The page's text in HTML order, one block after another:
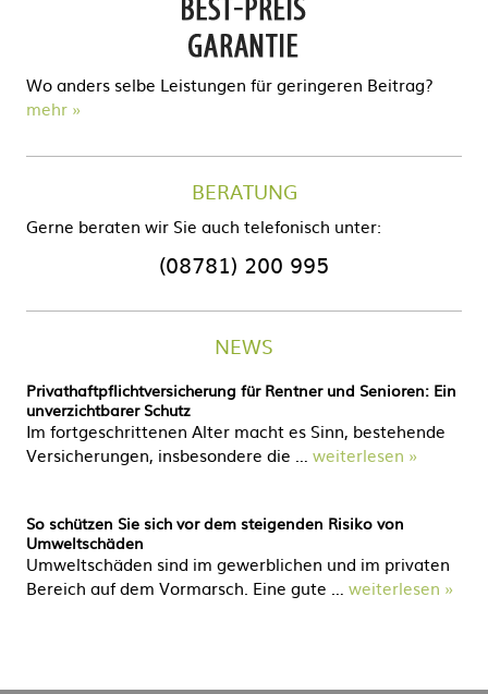
Wo anders selbe Leistungen für geringeren Beitrag?
mehr
BERATUNG
Gerne beraten wir Sie auch telefonisch unter:
(08781) 200 995
NEWS
Privathaftpflichtversicherung für Rentner und Senioren: Ein
unverzichtbarer Schutz
Im fortgeschrittenen Alter macht es Sinn, bestehende
Versicherungen, insbesondere die … weiterlesen »
So schützen Sie sich vor dem steigenden Risiko von
Umweltschäden
Umweltschäden sind im gewerblichen und im privaten
Bereich auf dem Vormarsch. Eine gute … weiterlesen »